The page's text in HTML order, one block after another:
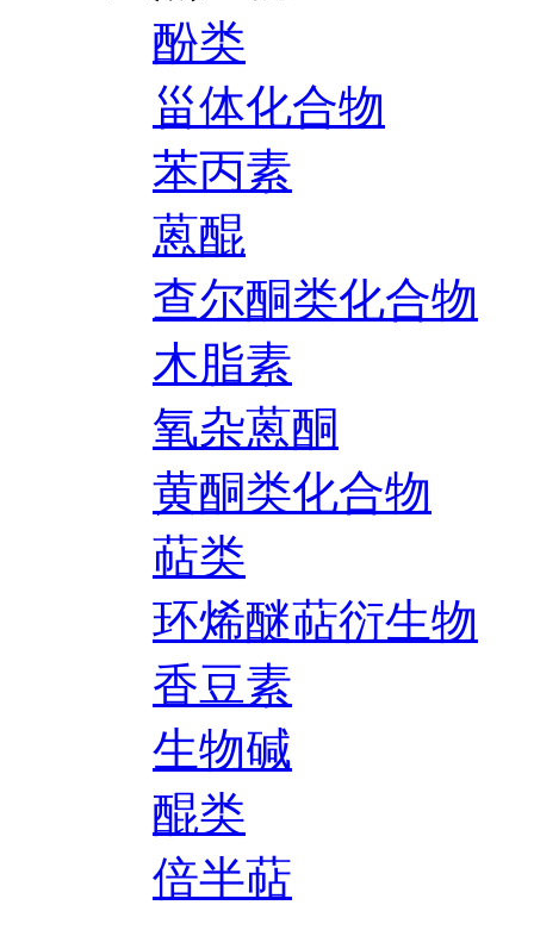
酚类
甾体化合物
苯丙素
蒽醌
查尔酮类化合物
木脂素
氧杂蒽酮
黄酮类化合物
萜类
环烯醚萜衍生物
香豆素
生物碱
醌类
倍半萜